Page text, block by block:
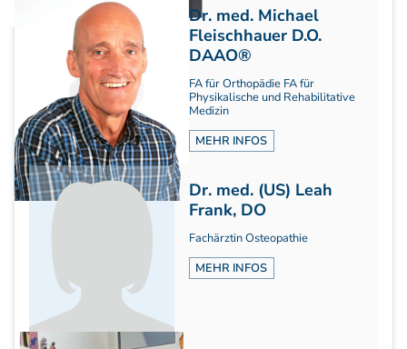
Einführung
Counterstrain I
Muskel-Energie
Craniale Osteopathie I
Viszerale Ostepathie I
Integration
MFR/Lymphatics
BLT/LAS
Aufbauprogramm
Craniale Osteopathie II
Viszerale Osteopathie II
spez. Osteop. Manipulations-techniken
(HVLA)
Sportosteopathie I - Einführung
Dr. med. Michael
Fleischhauer D.O.
DAAO®
FA für Orthopädie FA für
Physikalische und Rehabilitative
Medizin
MEHR INFOS
Dr. med. (US) Leah
Frank, DO
Fachärztin Osteopathie
MEHR INFOS